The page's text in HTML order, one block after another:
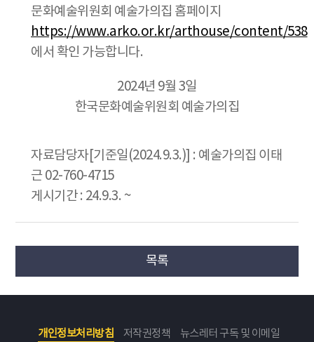
문화예술위원회 예술가의집 홈페이지
https://www.arko.or.kr/arthouse/content/538
에서 확인 가능합니다.
2024년 9월 3일
한국문화예술위원회 예술가의집
자료담당자[기준일(2024.9.3.)] : 예술가의집 이태
근 02-760-4715
게시기간 : 24.9.3. ~
목록
개인정보처리방침 저작권정책 뉴스레터 구독 및 이메일